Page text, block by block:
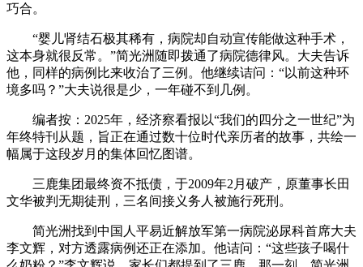
巧合。
“婴儿肾结石极其稀有，病院却自动宣传能做这种手术，
这本身就很反常。”简光洲随即拨通了病院德律风。大夫告诉
他，同样的病例比来收治了三例。他继续诘问：“以前这种环
境多吗？”大夫说很是少，一年碰不到几例。
编者按：2025年，经济察看报以“我们的四分之一世纪”为
年终特刊从题，旨正在通过数十位时代亲历者的故事，共绘一
幅属于这段岁月的集体回忆图谱。
三鹿集团最终资不抵债，于2009年2月破产，原董事长田
文华被判无期徒刑，三名间接义务人被施行死刑。
简光洲找到中国人平易近解放军第一病院泌尿科首席大夫
李文辉，对方透露病例还正在添加。他诘问：“这些孩子喝什